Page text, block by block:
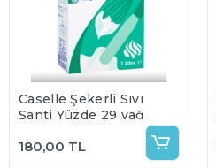
Caselle Şekerli Sıvı
Şanti Yüzde 29 yağ
180,00 TL